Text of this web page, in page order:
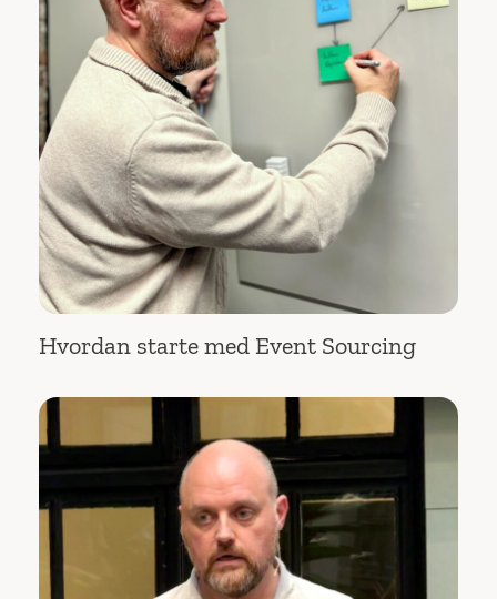
Hvordan starte med Event Sourcing